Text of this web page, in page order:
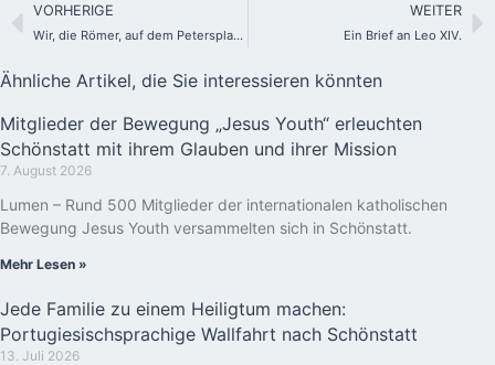
VORHERIGE
Wir, die Römer, auf dem Petersplatz zur Proklamation von Leo XIV.
WEITER
Ein Brief an Leo XIV.
Ähnliche Artikel, die Sie interessieren könnten
Mitglieder der Bewegung „Jesus Youth“ erleuchten
Schönstatt mit ihrem Glauben und ihrer Mission
7. August 2026
Lumen – Rund 500 Mitglieder der internationalen katholischen
Bewegung Jesus Youth versammelten sich in Schönstatt.
Mehr Lesen »
Jede Familie zu einem Heiligtum machen:
Portugiesischsprachige Wallfahrt nach Schönstatt
13. Juli 2026